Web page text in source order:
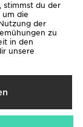
stimmst du der
um die
der
zu
in den
unsere